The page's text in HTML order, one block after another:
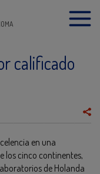
calificado
en una
los cinco continentes,
de Holanda